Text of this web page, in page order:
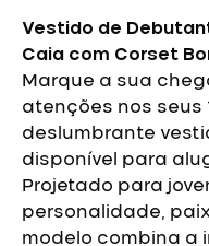
Vestido de
Caia com Corset
Marque a sua
atenções nos seus
deslumbrante
disponível para
Projetado para
personalidade,
modelo combina a